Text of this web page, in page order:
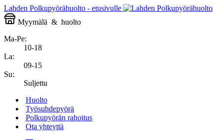
Lahden Polkupyörähuolto - etusivulle
Myymälä & huolto
Ma-Pe:
10-18
La:
09-15
Su:
Suljettu
Huolto
Työsuhdepyörä
Polkupyörän rahoitus
Ota yhteyttä